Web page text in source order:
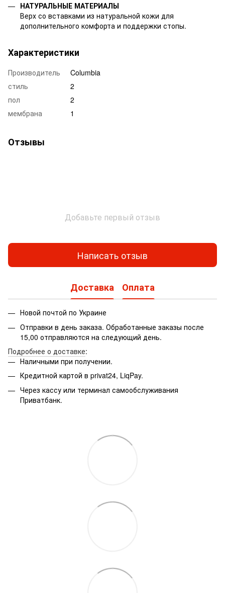
НАТУРАЛЬНЫЕ МАТЕРИАЛЫ
Верх со вставками из натуральной кожи для
дополнительного комфорта и поддержки стопы.
Характеристики
Производитель
Columbia
стиль
2
пол
2
мембрана
1
Отзывы
Добавьте первый отзыв
Написать отзыв
Доставка Оплата
Новой почтой по Украине
Отправки в день заказа. Обработанные заказы после
15,00 отправляются на следующий день.
Подробнее о доставке:
Наличными при получении.
Кредитной картой в privat24, LiqPay.
Через кассу или терминал самообслуживания
Приватбанк.